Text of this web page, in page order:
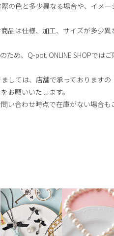
の色と多少異なる場合や、イメー
品は仕様、加工、サイズが多少異
め、Q-pot. ONLINE SHOPではご
しては、店舗で承っておりますの
お願いいたします。
い合わせ時点で在庫がない場合も